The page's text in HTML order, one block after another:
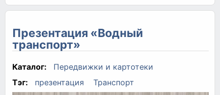
Презентация «Водный
транспорт»
Каталог:
Передвижки и картотеки
Тэг:
презентация Транспорт